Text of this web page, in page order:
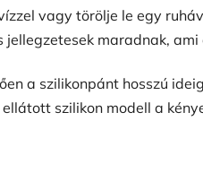
vagy törölje le egy
maradnak,
a szilikonpánt hosszú
szilikon modell a